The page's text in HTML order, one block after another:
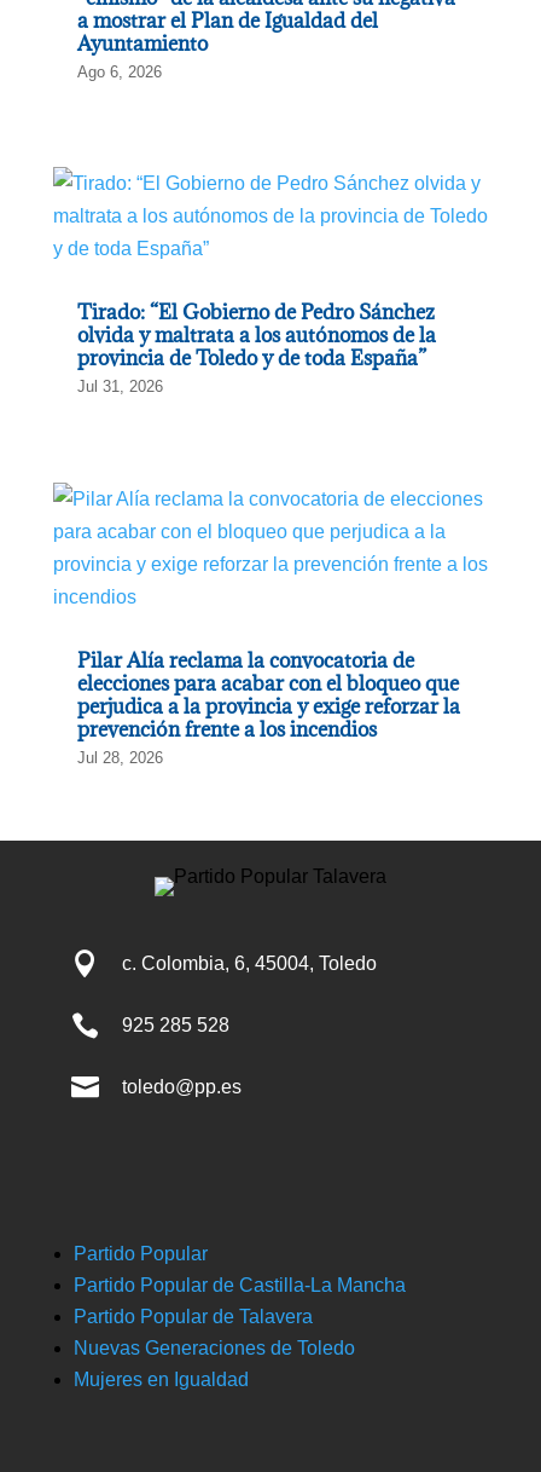
a mostrar el Plan de Igualdad del
Ayuntamiento
Ago 6, 2026
Tirado: “El Gobierno de Pedro Sánchez
olvida y maltrata a los autónomos de la
provincia de Toledo y de toda España”
Jul 31, 2026
Pilar Alía reclama la convocatoria de
elecciones para acabar con el bloqueo que
perjudica a la provincia y exige reforzar la
prevención frente a los incendios
Jul 28, 2026
 c. Colombia, 6, 45004, Toledo
 925 285 528
 toledo@pp.es
Partido Popular
Partido Popular de Castilla-La Mancha
Partido Popular de Talavera
Nuevas Generaciones de Toledo
Mujeres en Igualdad